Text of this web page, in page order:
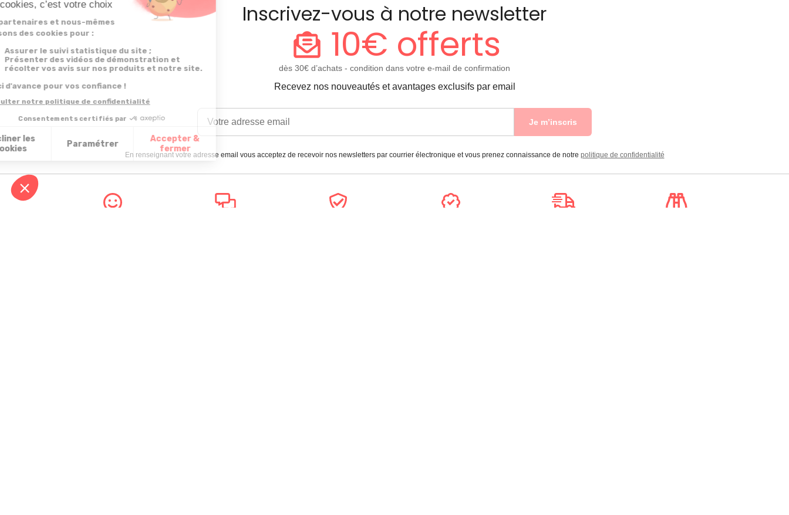
Inscrivez-vous à notre newsletter
10€ offerts
dès 30€ d’achats - condition dans votre e-mail de confirmation
Recevez nos nouveautés et avantages exclusifs par email
Je m’inscris
En renseignant votre adresse email vous acceptez de recevoir nos newsletters par courrier électronique et vous prenez connaissance de notre politique de confidentialité